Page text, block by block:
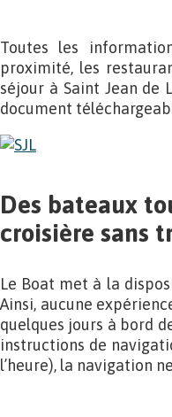
Toutes les
proximité, les
séjour à Saint Jean de
document
Des bateaux
croisière sans
Le Boat met à la
Ainsi, aucune
quelques jours à bord
instructions de
l’heure), la navigation